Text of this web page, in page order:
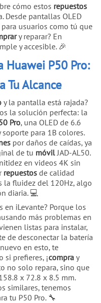
cómo estos repuestos
Desde pantallas OLED
usuarios como tú que
y reparar? En
y accesible. 🎉
Huawei P50 Pro:
Tu Alcance
y la pantalla está rajada?
la solución perfecta: la
Pro, una OLED de 6.6
para 1B colores.
por daños de caídas, ya
de tu móvil JAD-AL50.
en videos 4K sin
repuestos de calidad
la fluidez del 120Hz, algo
diaria. 💻
en iLevante? Porque los
más problemas en
listas para instalar,
de desconectar la batería
en esto, te
si prefieres, ¡compra y
no solo repara, sino que
x 72.8 x 8.5 mm.
similares, tenemos
tu P50 Pro. 🔧